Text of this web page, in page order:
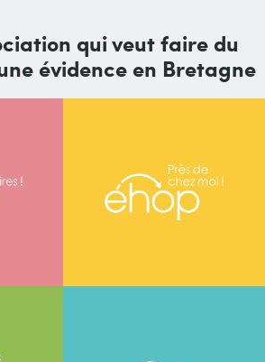
qui veut faire du
évidence en Bretagne